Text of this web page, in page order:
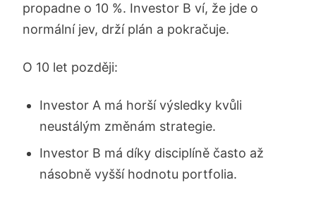
propadne o 10 %. Investor B ví, že jde o
normální jev, drží plán a pokračuje.
O 10 let později:
Investor A má horší výsledky kvůli
neustálým změnám strategie.
Investor B má díky disciplíně často až
násobně vyšší hodnotu portfolia.